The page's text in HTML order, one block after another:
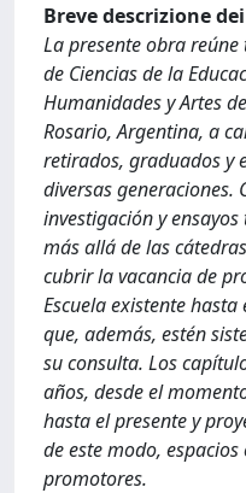
Breve descrizione
La presente obra
de Ciencias de la
Humanidades y Artes
Rosario, Argentina, a
retirados, graduados y
diversas generaciones.
investigación y
más allá de las
cubrir la vacancia de
Escuela existente
que, además, estén
su consulta. Los
años, desde el
hasta el presente y
de este modo,
promotores.